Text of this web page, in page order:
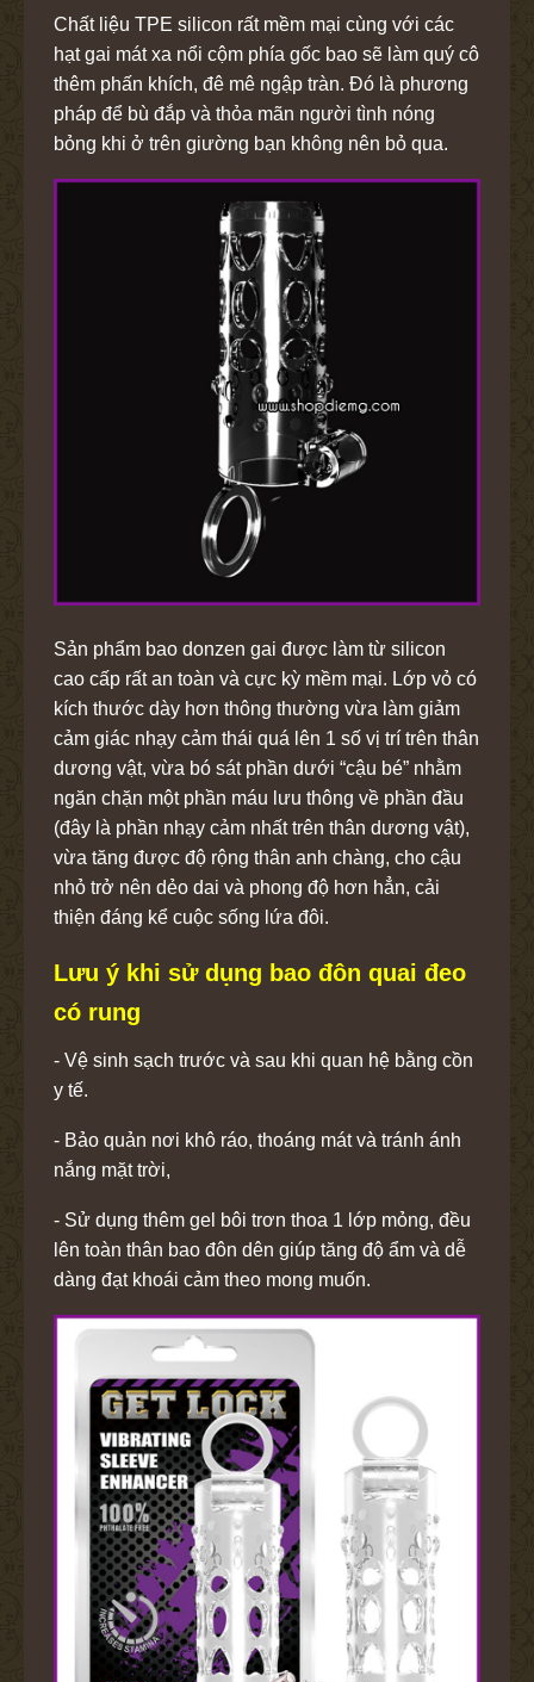
Chất liệu TPE silicon rất mềm mại cùng với các
hạt gai mát xa nổi cộm phía gốc bao sẽ làm quý cô
thêm phấn khích, đê mê ngập tràn. Đó là phương
pháp để bù đắp và thỏa mãn người tình nóng
bỏng khi ở trên giường bạn không nên bỏ qua.
Sản phẩm bao donzen gai được làm từ silicon
cao cấp rất an toàn và cực kỳ mềm mại. Lớp vỏ có
kích thước dày hơn thông thường vừa làm giảm
cảm giác nhạy cảm thái quá lên 1 số vị trí trên thân
dương vật, vừa bó sát phần dưới “cậu bé” nhằm
ngăn chặn một phần máu lưu thông về phần đầu
(đây là phần nhạy cảm nhất trên thân dương vật),
vừa tăng được độ rộng thân anh chàng, cho cậu
nhỏ trở nên dẻo dai và phong độ hơn hẳn, cải
thiện đáng kể cuộc sống lứa đôi.
Lưu ý khi sử dụng bao đôn quai đeo
có rung
- Vệ sinh sạch trước và sau khi quan hệ bằng cồn
y tế.
- Bảo quản nơi khô ráo, thoáng mát và tránh ánh
nắng mặt trời,
- Sử dụng thêm gel bôi trơn thoa 1 lớp mỏng, đều
lên toàn thân bao đôn dên giúp tăng độ ẩm và dễ
dàng đạt khoái cảm theo mong muốn.